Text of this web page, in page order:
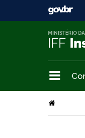
IFF
MINISTÉRIO